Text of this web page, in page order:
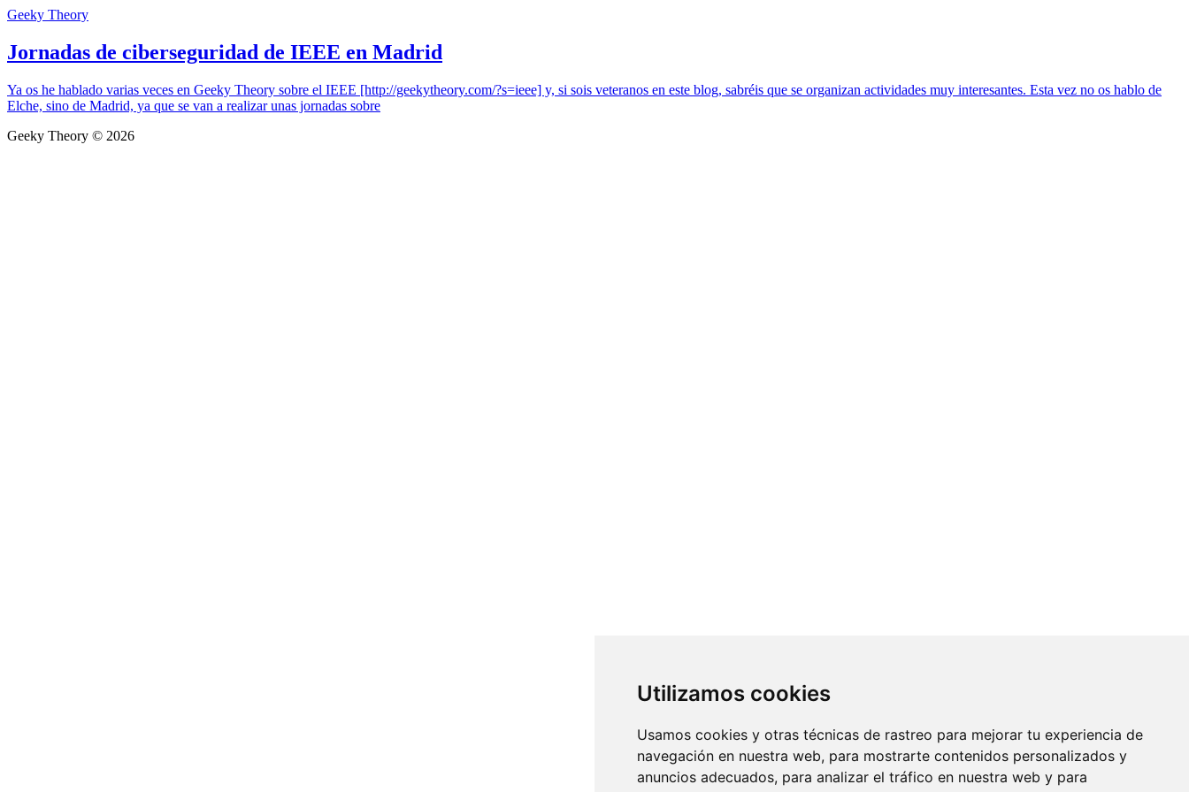
Utilizamos cookies
Usamos cookies y otras técnicas de rastreo para mejorar tu experiencia de
navegación en nuestra web, para mostrarte contenidos personalizados y
anuncios adecuados, para analizar el tráfico en nuestra web y para
Geeky Theory
Jornadas de ciberseguridad de IEEE en Madrid
Ya os he hablado varias veces en Geeky Theory sobre el IEEE [http://geekytheory.com/?s=ieee] y, si sois veteranos en este blog, sabréis que se organizan actividades muy interesantes. Esta vez no os hablo de
Elche, sino de Madrid, ya que se van a realizar unas jornadas sobre
Geeky Theory © 2026